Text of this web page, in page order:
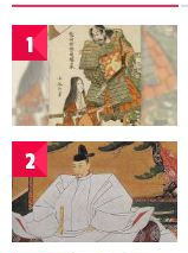
1
2